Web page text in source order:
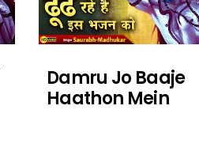
Damru Jo Baaje
Haathon Mein